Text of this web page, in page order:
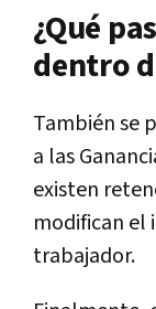
¿Qué
dentro
También se
a las
existen
modifican
trabajador.